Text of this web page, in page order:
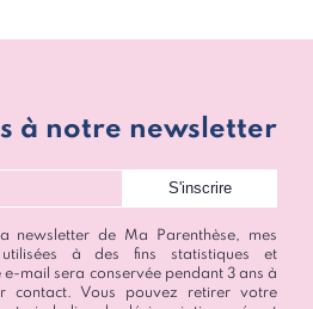
à notre newsletter
newsletter de Ma Parenthèse, mes
à des fins statistiques et
mail sera conservée pendant 3 ans à
contact. Vous pouvez retirer votre